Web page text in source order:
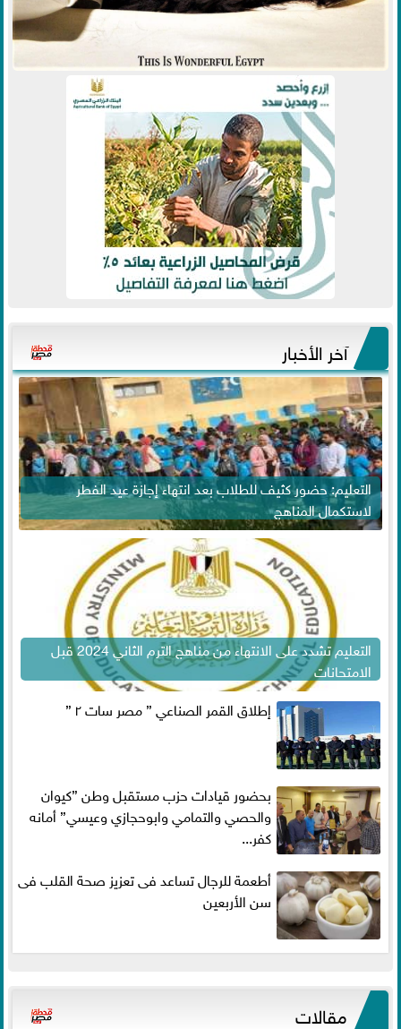
آخر الأخبار
التعليم: حضور كثيف للطلاب بعد انتهاء إجازة عيد الفطر
لاستكمال المناهج
التعليم تشدد على الانتهاء من مناهج الترم الثاني 2024 قبل
الامتحانات
إطلاق القمر الصناعي ” مصر سات ٢ ”
بحضور قيادات حزب مستقبل وطن ”كيوان
والحصي والتمامي وابوحجازي وعيسي” أمانه
كفر...
أطعمة للرجال تساعد فى تعزيز صحة القلب فى
سن الأربعين
مقالات